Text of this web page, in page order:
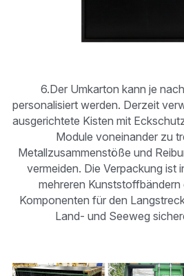
6.Der Umkarton kann je
personalisiert werden. Derzeit
ausgerichtete Kisten mit
Module voneinander zu
Metallzusammenstöße und
vermeiden. Die Verpackung ist
mehreren Kunststoffbändern
Komponenten für den
Land- und Seeweg